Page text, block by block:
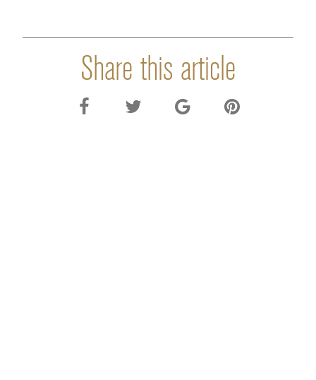
Share this article